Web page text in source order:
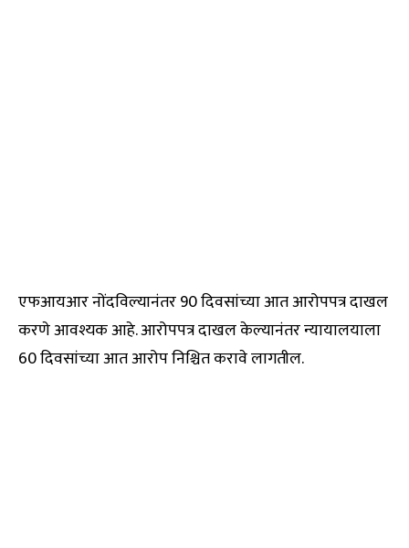
एफआयआर नोंदविल्यानंतर 90 दिवसांच्या आत आरोपपत्र दाखल
करणे आवश्यक आहे. आरोपपत्र दाखल केल्यानंतर न्यायालयाला
60 दिवसांच्या आत आरोप निश्चित करावे लागतील.